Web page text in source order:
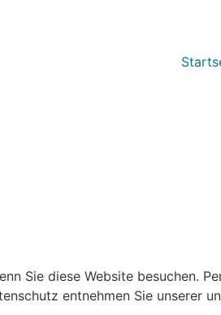
Sie diese Website besuchen.
entnehmen Sie unserer